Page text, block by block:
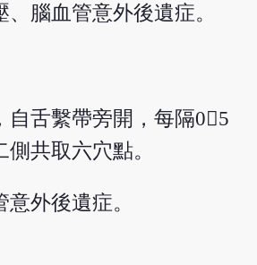
、腦血管意外後遺症。
自舌繫帶旁開，每隔05
共取六穴點。
意外後遺症。